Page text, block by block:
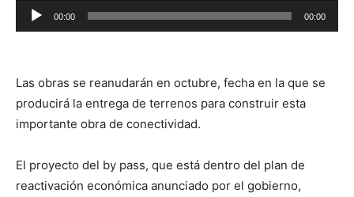
Reproductor
de
00:00 00:00
Las obras se reanudarán en octubre, fecha en la que se
producirá la entrega de terrenos para construir esta
importante obra de conectividad.
El proyecto del by pass, que está dentro del plan de
reactivación económica anunciado por el gobierno,